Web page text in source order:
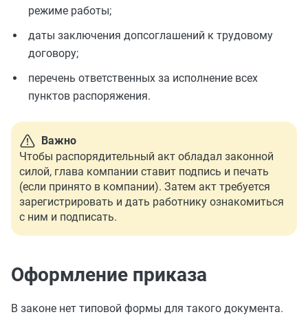
режиме работы;
даты заключения допсоглашений к трудовому
договору;
перечень ответственных за исполнение всех
пунктов распоряжения.
Важно
Чтобы распорядительный акт обладал законной
силой, глава компании ставит подпись и печать
(если принято в компании). Затем акт требуется
зарегистрировать и дать работнику ознакомиться
с ним и подписать.
Оформление приказа
В законе нет типовой формы для такого документа.